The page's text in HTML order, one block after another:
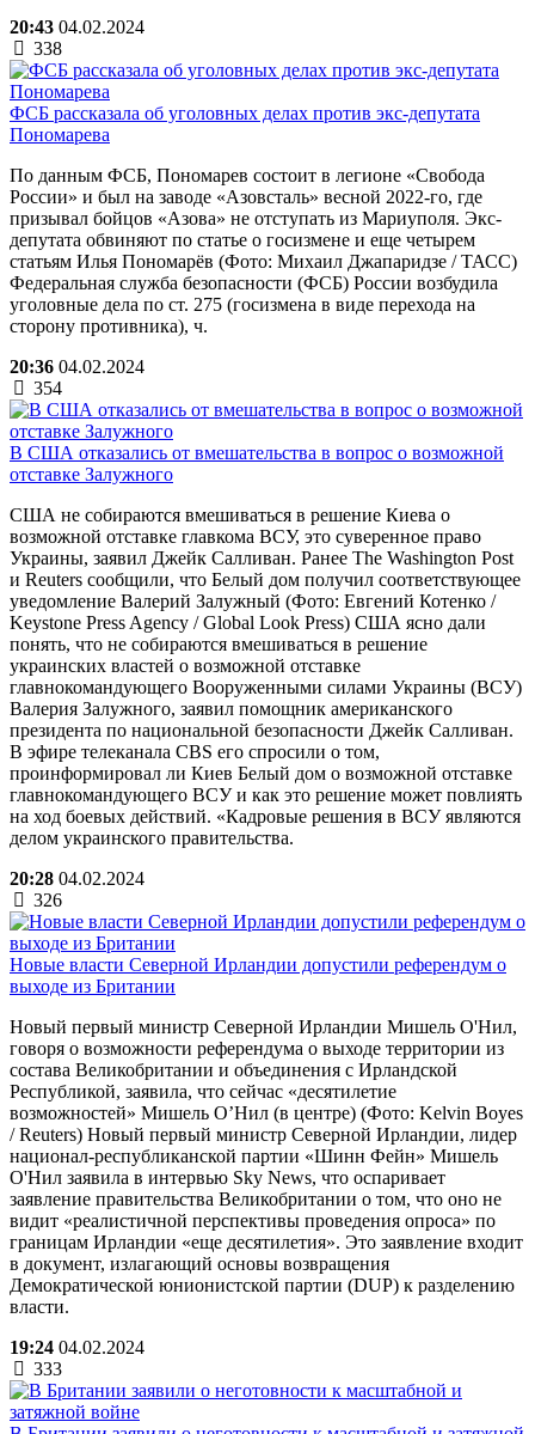
20:43 04.02.2024
338
ФСБ рассказала об уголовных делах против экс-депутата
Пономарева
По данным ФСБ, Пономарев состоит в легионе «Свобода
России» и был на заводе «Азовсталь» весной 2022-го, где
призывал бойцов «Азова» не отступать из Мариуполя. Экс-
депутата обвиняют по статье о госизмене и еще четырем
статьям Илья Пономарёв (Фото: Михаил Джапаридзе / ТАСС)
Федеральная служба безопасности (ФСБ) России возбудила
уголовные дела по ст. 275 (госизмена в виде перехода на
сторону противника), ч.
20:36 04.02.2024
354
В США отказались от вмешательства в вопрос о возможной
отставке Залужного
США не собираются вмешиваться в решение Киева о
возможной отставке главкома ВСУ, это суверенное право
Украины, заявил Джейк Салливан. Ранее The Washington Post
и Reuters сообщили, что Белый дом получил соответствующее
уведомление Валерий Залужный (Фото: Евгений Котенко /
Keystone Press Agency / Global Look Press) США ясно дали
понять, что не собираются вмешиваться в решение
украинских властей о возможной отставке
главнокомандующего Вооруженными силами Украины (ВСУ)
Валерия Залужного, заявил помощник американского
президента по национальной безопасности Джейк Салливан.
В эфире телеканала CBS его спросили о том,
проинформировал ли Киев Белый дом о возможной отставке
главнокомандующего ВСУ и как это решение может повлиять
на ход боевых действий. «Кадровые решения в ВСУ являются
делом украинского правительства.
20:28 04.02.2024
326
Новые власти Северной Ирландии допустили референдум о
выходе из Британии
Новый первый министр Северной Ирландии Мишель О'Нил,
говоря о возможности референдума о выходе территории из
состава Великобритании и объединения с Ирландской
Республикой, заявила, что сейчас «десятилетие
возможностей» Мишель О’Нил (в центре) (Фото: Kelvin Boyes
/ Reuters) Новый первый министр Северной Ирландии, лидер
национал-республиканской партии «Шинн Фейн» Мишель
О'Нил заявила в интервью Sky News, что оспаривает
заявление правительства Великобритании о том, что оно не
видит «реалистичной перспективы проведения опроса» по
границам Ирландии «еще десятилетия». Это заявление входит
в документ, излагающий основы возвращения
Демократической юнионистской партии (DUP) к разделению
власти.
19:24 04.02.2024
333